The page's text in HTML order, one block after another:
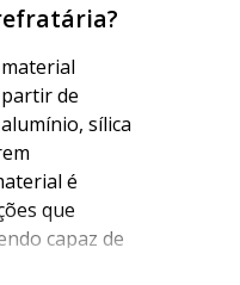
de
sílica
é
que
capaz de
deformar ou